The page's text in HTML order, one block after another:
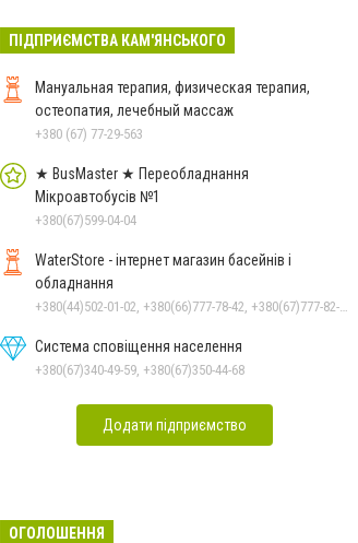
ПІДПРИЄМСТВА КАМ'ЯНСЬКОГО
Мануальная терапия, физическая терапия,
остеопатия, лечебный массаж
+380 (67) 77-29-563
★ BusMaster ★ Переобладнання
Мікроавтобусів №1
+380(67)599-04-04
WaterStore - інтернет магазин басейнів і
обладнання
Система сповіщення населення
+380(67)340-49-59, +380(67)350-44-68
Додати підприємство
ОГОЛОШЕННЯ